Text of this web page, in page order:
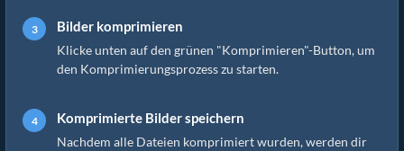
Bilder komprimieren
Klicke unten auf den grünen "Komprimieren"-Button, um
den Komprimierungsprozess zu starten.
Komprimierte Bilder speichern
Nachdem alle Dateien komprimiert wurden, werden dir